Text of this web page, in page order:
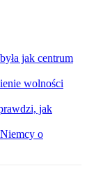
jak centrum
wolności
jak
o